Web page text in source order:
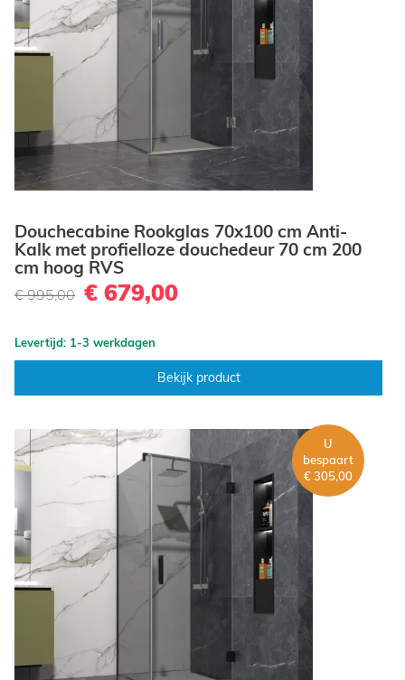
Douchecabine Rookglas 70x100 cm Anti-
Kalk met profielloze douchedeur 70 cm 200
cm hoog RVS
€ 995,00 € 679,00
Levertijd: 1-3 werkdagen
Bekijk product
U
bespaart
€ 305,00